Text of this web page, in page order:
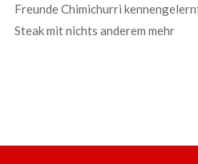
Freunde Chimichurri
Steak mit nichts anderem mehr